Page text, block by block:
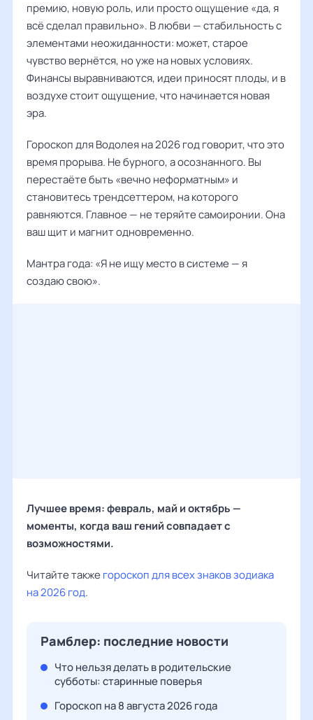
премию, новую роль, или просто ощущение «да, я
всё сделал правильно». В любви — стабильность с
элементами неожиданности: может, старое
чувство вернётся, но уже на новых условиях.
Финансы выравниваются, идеи приносят плоды, и в
воздухе стоит ощущение, что начинается новая
эра.
Гороскоп для Водолея на 2026 год говорит, что это
время прорыва. Не бурного, а осознанного. Вы
перестаёте быть «вечно неформатным» и
становитесь трендсеттером, на которого
равняются. Главное — не теряйте самоиронии. Она
ваш щит и магнит одновременно.
Мантра года: «Я не ищу место в системе — я
создаю свою».
Лучшее время: февраль, май и октябрь —
моменты, когда ваш гений совпадает с
возможностями.
Читайте также гороскоп для всех знаков зодиака
на 2026 год.
Рамблер: последние новости
Что нельзя делать в родительские
субботы: старинные поверья
Гороскоп на 8 августа 2026 года